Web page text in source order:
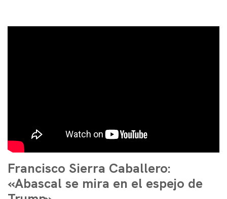
Francisco Sierra Caballero:
«Abascal se mira en el espejo de